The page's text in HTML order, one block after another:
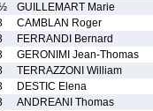
GUILLEMART Marie
CAMBLAN Roger
FERRANDI Bernard
GERONIMI Jean-Thomas
TERRAZZONI William
DESTIC Elena
ANDREANI Thomas